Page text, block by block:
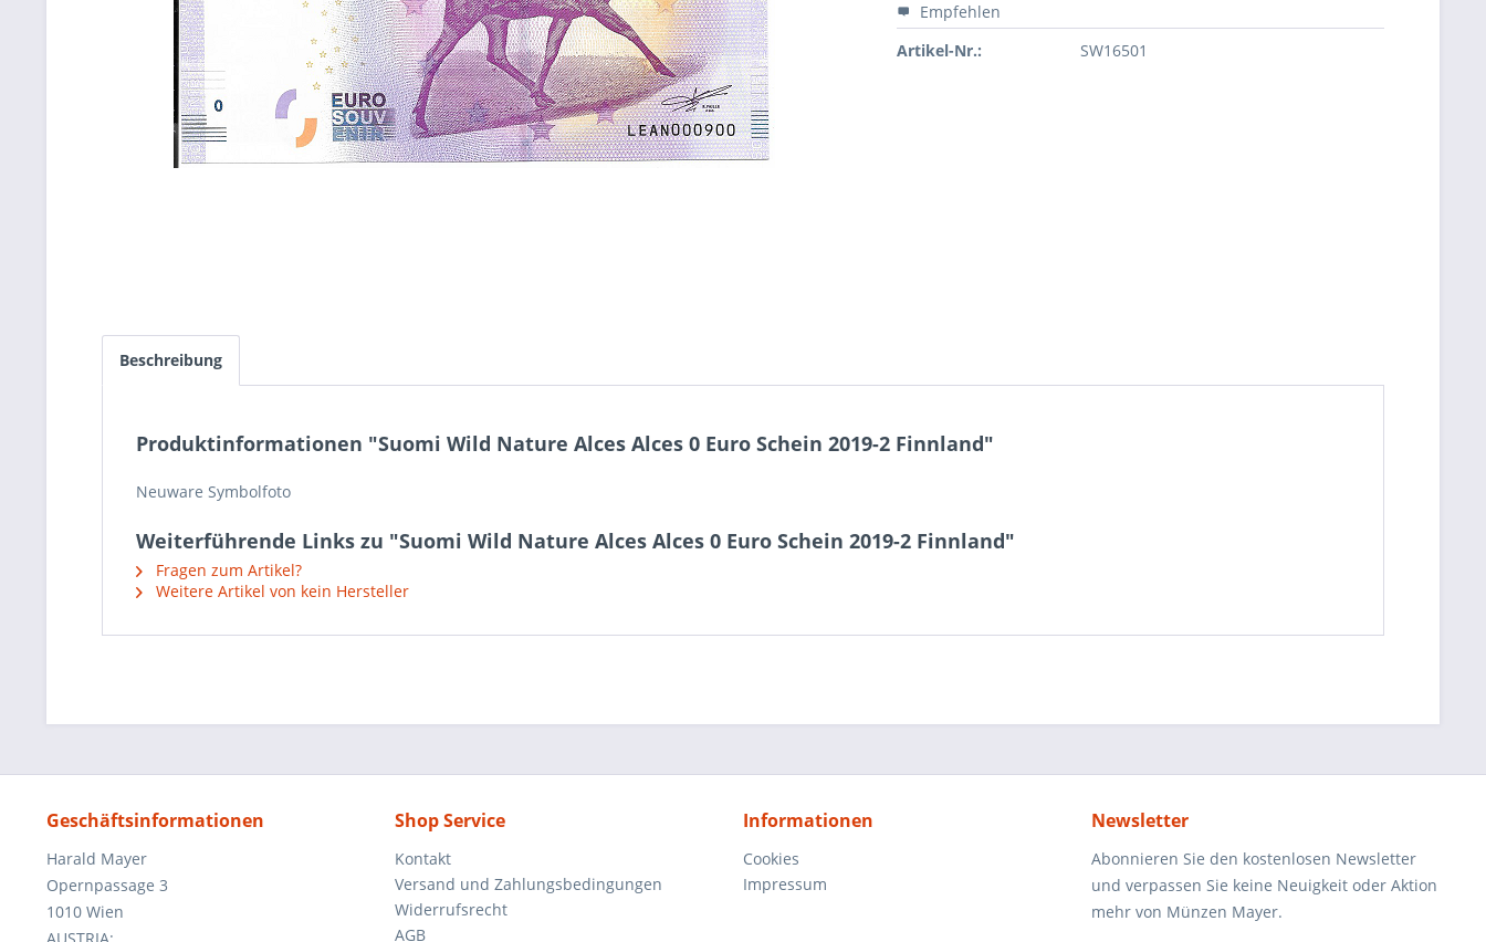
Empfehlen
Artikel-Nr.:
SW16501
Beschreibung
Produktinformationen "Suomi Wild Nature Alces Alces 0 Euro Schein 2019-2 Finnland"
Neuware Symbolfoto
Weiterführende Links zu "Suomi Wild Nature Alces Alces 0 Euro Schein 2019-2 Finnland"
Fragen zum Artikel?
Weitere Artikel von kein Hersteller
Geschäftsinformationen
Harald Mayer
Opernpassage 3
1010 Wien
Shop Service
Kontakt
Versand und Zahlungsbedingungen
Widerrufsrecht
AGB
Informationen
Cookies
Impressum
Newsletter
Abonnieren Sie den kostenlosen Newsletter
und verpassen Sie keine Neuigkeit oder Aktion
mehr von Münzen Mayer.